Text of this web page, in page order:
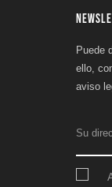
Puede
ello,
aviso